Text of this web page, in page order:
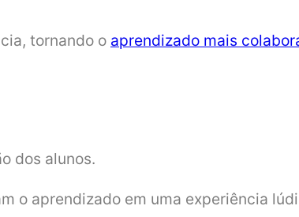
tornando o aprendizado mais
dos alunos.
o aprendizado em uma experiência